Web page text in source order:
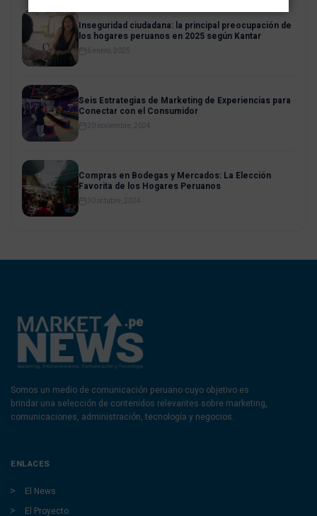
Inseguridad ciudadana: la principal preocupación de
los hogares peruanos en 2025 según Kantar
6 enero, 2025
Seis Estrategias de Marketing de Experiencias para
Conectar con el Consumidor
20 noviembre, 2024
Compras en Bodegas y Mercados: La Elección
Favorita de los Hogares Peruanos
30 octubre, 2024
Somos un medio de comunicación peruano cuyo objetivo es
brindar una selección de contenidos relevantes sobre marketing,
comunicaciones, administración, tecnología y negocios.
ENLACES
El News
El Proyecto